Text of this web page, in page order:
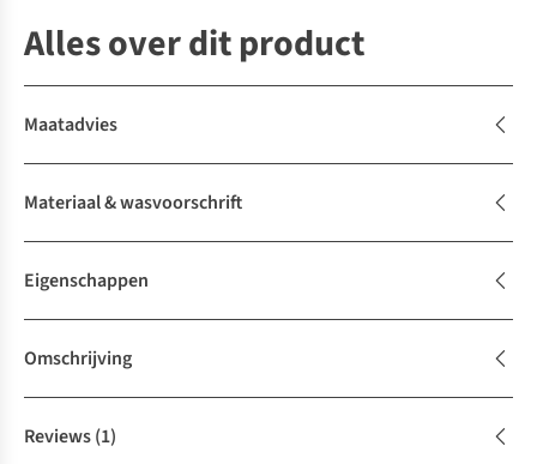
Alles over dit product
Maatadvies
Materiaal & wasvoorschrift
Eigenschappen
Omschrijving
Reviews(1)